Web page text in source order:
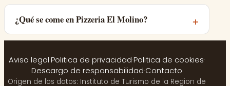
¿Qué se come en Pizzeria El Molino?
Aviso legal·Politica de privacidad·Politica de cookies·
Descargo de responsabilidad·Contacto
Origen de los datos: Instituto de Turismo de la Region de